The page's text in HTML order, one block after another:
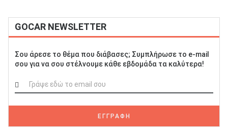
GOCAR NEWSLETTER
Σου άρεσε το θέμα που διάβασες; Συμπλήρωσε το e-mail
σου για να σου στέλνουμε κάθε εβδομάδα τα καλύτερα!
ΕΓΓΡΑΦΗ